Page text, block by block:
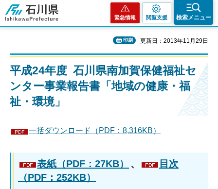
石川県
緊急情報 閲覧支援 検索メニュー
印刷 更新日：2013年11月29日
平成24年度 石川県南加賀保健福祉セ
ンター事業報告書「地域の健康・福
祉・環境」
一括ダウンロード（PDF：8,316KB）
表紙（PDF：27KB） 、
目次
（PDF：252KB）